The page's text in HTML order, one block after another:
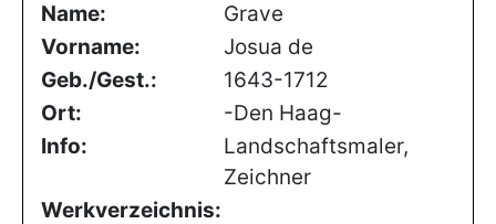
Name:
Grave
Vorname:
Josua de
Geb./Gest.:
1643-1712
Ort:
-Den Haag-
Info:
Landschaftsmaler,
Zeichner
Werkverzeichnis: